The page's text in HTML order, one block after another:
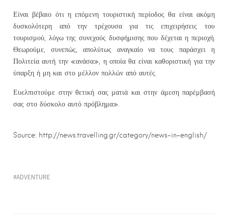
Είναι βέβαιο ότι η επόμενη τουριστική περίοδος θα είναι ακόμη
δυσκολότερη από την τρέχουσα για τις επιχειρήσεις του
τουρισμού, λόγω της συνεχούς δυσφήμισης που δέχεται η περιοχή.
Θεωρούμε, συνεπώς, απολύτως αναγκαίο να τους παράσχει η
Πολιτεία αυτή την «ανάσα», η οποία θα είναι καθοριστική για την
ύπαρξη ή μη και στο μέλλον πολλών από αυτές.
Ευελπιστούμε στην θετική σας ματιά και στην άμεση παρέμβασή
σας στο δύσκολο αυτό πρόβλημα».
Source: http://news.travelling.gr/category/news-in-english/
ADVENTURE